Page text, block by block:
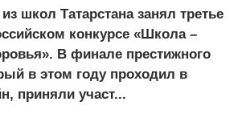
школ Татарстана занял третье
конкурсе «Школа –
В финале престижного
в этом году проходил в
приняли участ...